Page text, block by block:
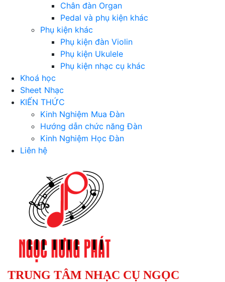
Chân đàn Organ
Pedal và phụ kiện khác
Phụ kiện khác
Phụ kiện đàn Violin
Phụ kiện Ukulele
Phụ kiện nhạc cụ khác
Khoá học
Sheet Nhạc
KIẾN THỨC
Kinh Nghiệm Mua Đàn
Hướng dẫn chức năng Đàn
Kinh Nghiệm Học Đàn
Liên hệ
TRUNG TÂM NHẠC CỤ NGỌC